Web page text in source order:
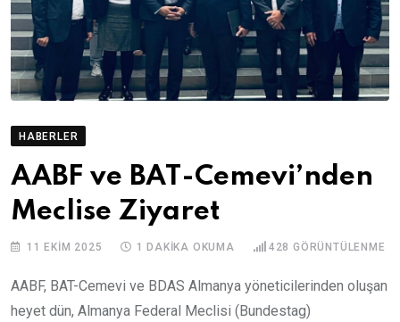
HABERLER
AABF ve BAT-Cemevi’nden
Meclise Ziyaret
11 EKIM 2025 1 DAKIKA OKUMA 428 GÖRÜNTÜLENME
AABF, BAT-Cemevi ve BDAS Almanya yöneticilerinden oluşan
heyet dün, Almanya Federal Meclisi (Bundestag)